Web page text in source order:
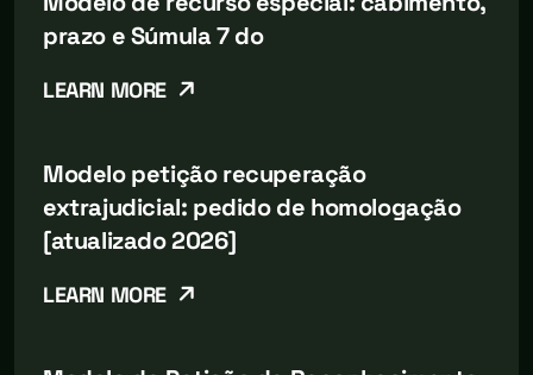
prazo e Súmula 7 do
LEARN MORE
Modelo petição recuperação
extrajudicial: pedido de homologação
[atualizado 2026]
LEARN MORE